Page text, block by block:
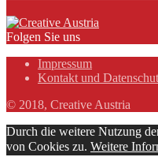
Folgen Sie uns
Impressum
Kontakt und
© 2018, Creative Austria
Durch die weitere Nutzung
von Cookies zu. Weitere